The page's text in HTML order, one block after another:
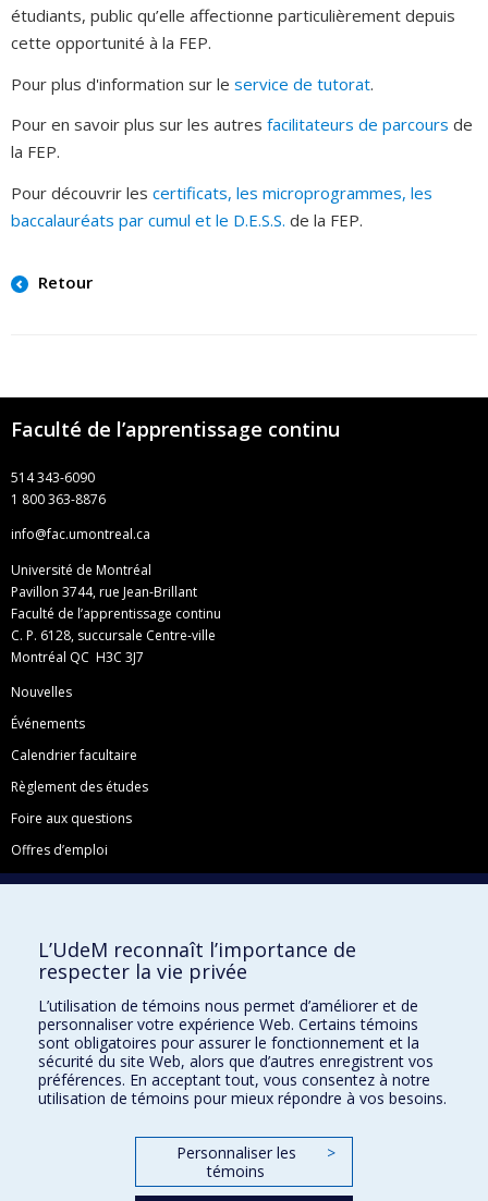
étudiants, public qu’elle affectionne particulièrement depuis
cette opportunité à la FEP.
Pour plus d'information sur le service de tutorat.
Pour en savoir plus sur les autres facilitateurs de parcours de
la FEP.
Pour découvrir les certificats, les microprogrammes, les
baccalauréats par cumul et le D.E.S.S. de la FEP.
Retour
Faculté de l’apprentissage continu
514 343-6090
1 800 363-8876
info@fac.umontreal.ca
Université de Montréal
Pavillon 3744, rue Jean-Brillant
Faculté de l’apprentissage continu
C. P. 6128, succursale Centre-ville
Montréal QC H3C 3J7
Nouvelles
Événements
Calendrier facultaire
Règlement des études
Foire aux questions
Offres d’emploi
Facebook
LinkedIn
YouTube
Toutes nos présences sociales
École de français
Centre de perfectionnement
Abonnez-vous à notre infolettre
L’UdeM reconnaît l’importance de
respecter la vie privée
L’utilisation de témoins nous permet d’améliorer et de
personnaliser votre expérience Web. Certains témoins
sont obligatoires pour assurer le fonctionnement et la
sécurité du site Web, alors que d’autres enregistrent vos
préférences. En acceptant tout, vous consentez à notre
utilisation de témoins pour mieux répondre à vos besoins.
Personnaliser les
témoins
>